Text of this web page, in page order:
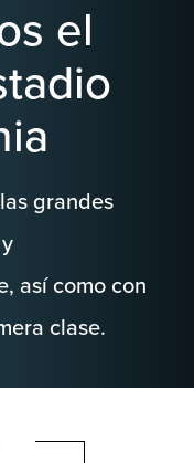
el
grandes
así como con
clase.